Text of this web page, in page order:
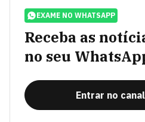
EXAME NO WHATSAPP
Receba as
no seu
Entrar no